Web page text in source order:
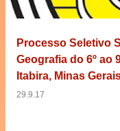
Processo Seletivo
Geografia do 6º ao
Itabira, Minas
29.9.17